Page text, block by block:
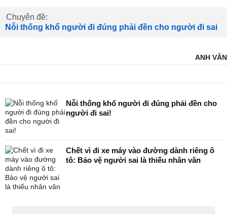
Chuyên đề:
Nỗi thống khổ người đi đúng phải đền cho người đi sai
ANH VĂN
Nỗi thống khổ người đi đúng phải đền cho
người đi sai!
Chết vì đi xe máy vào đường dành riêng ô
tô: Bảo vệ người sai là thiếu nhân văn